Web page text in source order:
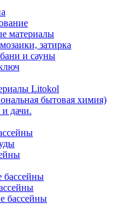
материалы
затирка
и сауны
Litokol
бытовая химия)
дачи.
бассейны
бассейны